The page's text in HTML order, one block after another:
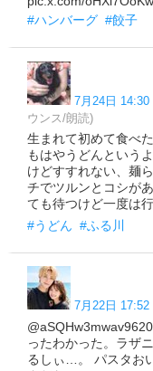
#ハンバーグ #餃子
7月24日 14:30
ウンス/朗読)
生まれて初めて食べ
もはやうどんという
けどすすれない、麺
チでツルンとコシが
ても待つけど一度は
#うどん #ふる川
7月22日 17:52
ったわかった。ラザ
るしぃ…。 パスタお